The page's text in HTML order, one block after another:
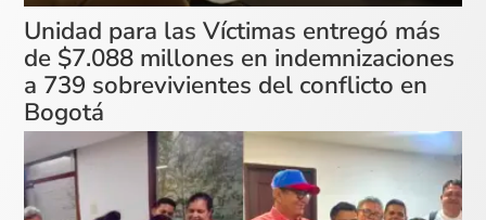
Unidad para las Víctimas entregó más
de $7.088 millones en indemnizaciones
a 739 sobrevivientes del conflicto en
Bogotá